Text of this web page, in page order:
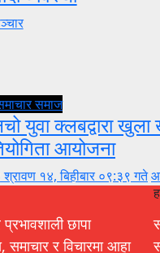
समाज
युवा क्लबद्वारा
आयोजना
१४, बिहीबार ०९:३९ गते
छापा
समाचार र विचारमा आहा